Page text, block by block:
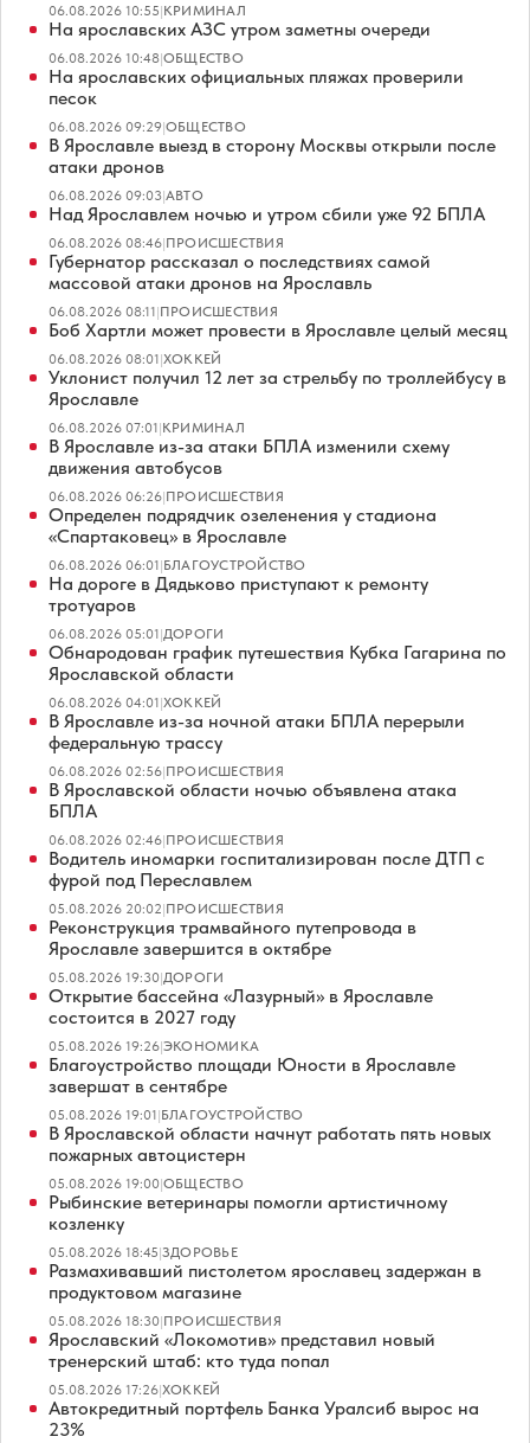
06.08.2026 10:55|КРИМИНАЛ
На ярославских АЗС утром заметны очереди
06.08.2026 10:48|ОБЩЕСТВО
На ярославских официальных пляжах проверили
песок
06.08.2026 09:29|ОБЩЕСТВО
В Ярославле выезд в сторону Москвы открыли после
атаки дронов
06.08.2026 09:03|АВТО
Над Ярославлем ночью и утром сбили уже 92 БПЛА
06.08.2026 08:46|ПРОИСШЕСТВИЯ
Губернатор рассказал о последствиях самой
массовой атаки дронов на Ярославль
06.08.2026 08:11|ПРОИСШЕСТВИЯ
Боб Хартли может провести в Ярославле целый месяц
06.08.2026 08:01|ХОККЕЙ
Уклонист получил 12 лет за стрельбу по троллейбусу в
Ярославле
06.08.2026 07:01|КРИМИНАЛ
В Ярославле из-за атаки БПЛА изменили схему
движения автобусов
06.08.2026 06:26|ПРОИСШЕСТВИЯ
Определен подрядчик озеленения у стадиона
«Спартаковец» в Ярославле
06.08.2026 06:01|БЛАГОУСТРОЙСТВО
На дороге в Дядьково приступают к ремонту
тротуаров
06.08.2026 05:01|ДОРОГИ
Обнародован график путешествия Кубка Гагарина по
Ярославской области
06.08.2026 04:01|ХОККЕЙ
В Ярославле из-за ночной атаки БПЛА перерыли
федеральную трассу
06.08.2026 02:56|ПРОИСШЕСТВИЯ
В Ярославской области ночью объявлена атака
БПЛА
06.08.2026 02:46|ПРОИСШЕСТВИЯ
Водитель иномарки госпитализирован после ДТП с
фурой под Переславлем
05.08.2026 20:02|ПРОИСШЕСТВИЯ
Реконструкция трамвайного путепровода в
Ярославле завершится в октябре
05.08.2026 19:30|ДОРОГИ
Открытие бассейна «Лазурный» в Ярославле
состоится в 2027 году
05.08.2026 19:26|ЭКОНОМИКА
Благоустройство площади Юности в Ярославле
завершат в сентябре
05.08.2026 19:01|БЛАГОУСТРОЙСТВО
В Ярославской области начнут работать пять новых
пожарных автоцистерн
05.08.2026 19:00|ОБЩЕСТВО
Рыбинские ветеринары помогли артистичному
козленку
05.08.2026 18:45|ЗДОРОВЬЕ
Размахивавший пистолетом ярославец задержан в
продуктовом магазине
05.08.2026 18:30|ПРОИСШЕСТВИЯ
Ярославский «Локомотив» представил новый
тренерский штаб: кто туда попал
05.08.2026 17:26|ХОККЕЙ
Автокредитный портфель Банка Уралсиб вырос на
23%